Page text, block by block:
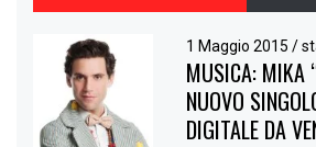
1 Maggio 2015/
MUSICA: MIKA
NUOVO
DIGITALE DA